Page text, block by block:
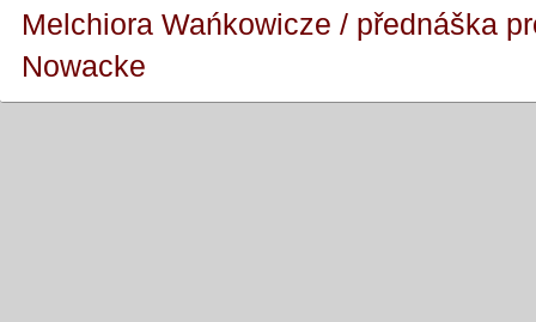
Melchiora Wańkowicze / přednáška
Nowacke